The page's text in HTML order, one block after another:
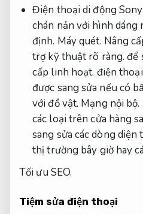
Điện thoại di động
chán nản với hình dáng
định. Máy quét. Nâng
trợ kỹ thuật rõ ràng. để
cấp linh hoạt. điện
được sang sửa nếu có
với đồ vật. Mạng nội bộ.
các loại trên cửa hàng
sang sửa các dòng
thị trường bây giờ hay
Tối ưu SEO.
Tiệm sửa điện thoại